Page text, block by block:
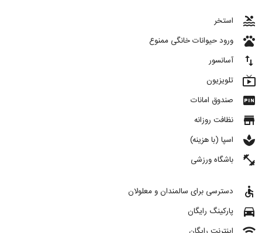
pool استخر
pets ورود حیوانات خانگی ممنوع
import_export آسانسور
live_tv تلویزیون
fiber_pin صندوق امانات
store نظافت روزانه
spa اسپا (با هزینه)
fitness_center باشگاه ورزشی
accessible دسترسی برای سالمندان و معلولان
directions_car پارکینگ رایگان